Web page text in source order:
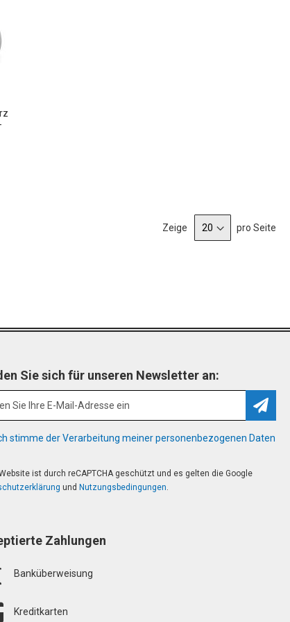
Zeige pro Seite
Sie sich für unseren Newsletter an:
stimme der Verarbeitung meiner personenbezogenen Daten
ist durch reCAPTCHA geschützt und es gelten die Google
und Nutzungsbedingungen.
Zahlungen
Banküberweisung
Kreditkarten